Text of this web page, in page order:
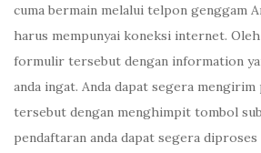
cuma bermain melalui telpon genggam
harus mempunyai koneksi internet.
formulir tersebut dengan information
anda ingat. Anda dapat segera mengirim
tersebut dengan menghimpit tombol
pendaftaran anda dapat segera